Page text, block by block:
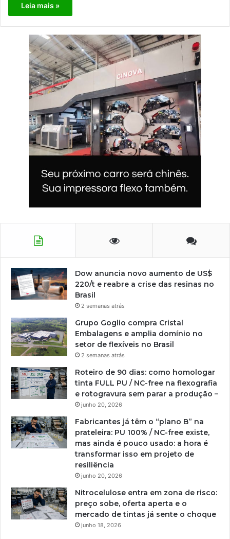
Leia mais »
Dow anuncia novo aumento de US$
220/t e reabre a crise das resinas no
Brasil
2 semanas atrás
Grupo Goglio compra Cristal
Embalagens e amplia domínio no
setor de flexíveis no Brasil
2 semanas atrás
Roteiro de 90 dias: como homologar
tinta FULL PU / NC-free na flexografia
e rotogravura sem parar a produção –
junho 20, 2026
Fabricantes já têm o “plano B” na
prateleira: PU 100% / NC-free existe,
mas ainda é pouco usado: a hora é
transformar isso em projeto de
resiliência
junho 20, 2026
Nitrocelulose entra em zona de risco:
preço sobe, oferta aperta e o
mercado de tintas já sente o choque
junho 18, 2026